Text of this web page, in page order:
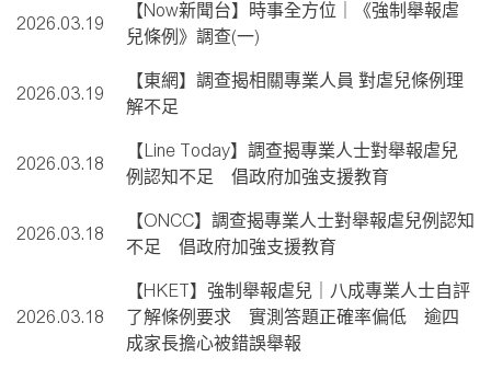
2026.03.19
【Now新聞台】時事全方位｜《強制舉報虐
兒條例》調查(一)
2026.03.19
【東網】調查揭相關專業人員 對虐兒條例理
解不足
2026.03.18
【Line Today】調查揭專業人士對舉報虐兒
例認知不足 倡政府加強支援教育
2026.03.18
【ONCC】調查揭專業人士對舉報虐兒例認知
不足 倡政府加強支援教育
2026.03.18
【HKET】強制舉報虐兒｜八成專業人士自評
了解條例要求 實測答題正確率偏低 逾四
成家長擔心被錯誤舉報